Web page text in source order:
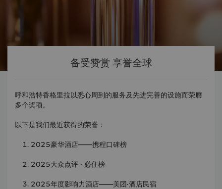
备受赞赏 享誉全球
呼和浩特香格里拉以悉心周到的服务及先进完善的设施而荣膺
多个奖项。
以下是我们最近获得的荣誉：
2025豪华酒店——携程口碑榜
2025大众点评 · 必住榜
2025年度影响力酒店——美团·酒店民宿